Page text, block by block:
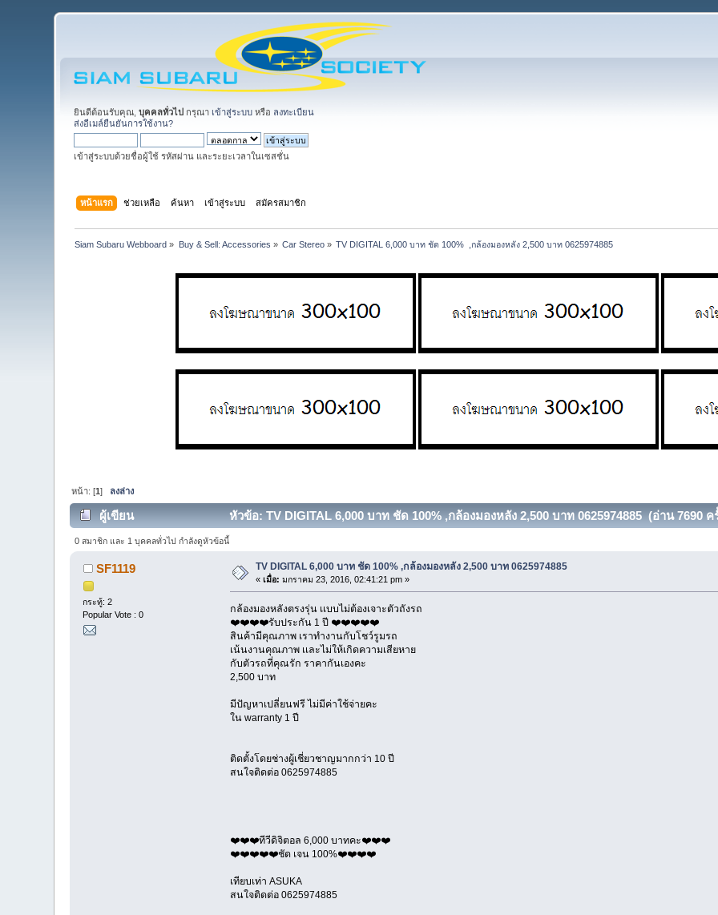
ยินดีต้อนรับคุณ,บุคคลทั่วไป กรุณา เข้าสู่ระบบ หรือ ลงทะเบียน
ส่งอีเมล์ยืนยันการใช้งาน?
เข้าสู่ระบบด้วยชื่อผู้ใช้ รหัสผ่าน และระยะเวลาในเซสชั่น
หน้าแรก ช่วยเหลือ ค้นหา เข้าสู่ระบบ สมัครสมาชิก
Siam Subaru Webboard » Buy & Sell: Accessories » Car Stereo » TV DIGITAL 6,000 บาท ชัด 100%  ,กล้องมองหลัง 2,500 บาท 0625974885
หน้า: [1] ลงล่าง
ผู้เขียน หัวข้อ: TV DIGITAL 6,000 บาท ชัด 100% ,กล้องมองหลัง 2,500 บาท 0625974885 (อ่าน 7690 ค
0 สมาชิก และ 1 บุคคลทั่วไป กำลังดูหัวข้อนี้
SF1119
กระทู้: 2
Popular Vote : 0
TV DIGITAL 6,000 บาท ชัด 100% ,กล้องมองหลัง 2,500 บาท 0625974885
«เมื่อ: มกราคม 23, 2016, 02:41:21 pm »
กล้องมองหลังตรงรุ่น เเบบไม่ต้องเจาะตัวถังรถ
❤️❤️❤️❤️รับประกัน 1 ปี ❤️❤️❤️❤️❤️
สินค้ามีคุณภาพ เราทำงานกับโชว์รูมรถ
เน้นงานคุณภาพ เเละไม่ให้เกิดความเสียหาย
กับตัวรถที่คุณรัก ราคากันเองคะ
2,500 บาท
มีปัญหาเปลี่ยนฟรี ไม่มีค่าใช้จ่ายคะ
ใน warranty 1 ปี
ติดตั้งโดยช่างผู้เชี่ยวชาญมากกว่า 10 ปี
สนใจติดต่อ 0625974885
❤️❤️❤️ทีวีดิจิตอล 6,000 บาทคะ❤️❤️❤️
❤️❤️❤️❤️❤️ชัด เจน 100%❤️❤️❤️❤️
เทียบเท่า ASUKA
สนใจติดต่อ 0625974885